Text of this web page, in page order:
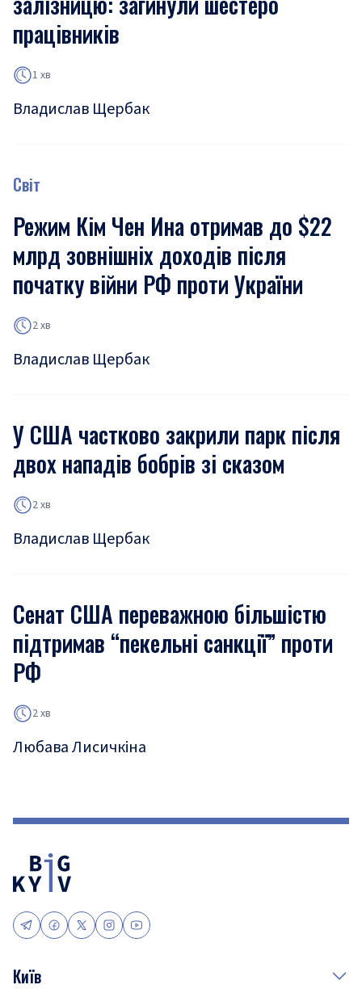
працівників
1 хв
Владислав Щербак
Світ
Режим Кім Чен Ина отримав до $22
млрд зовнішніх доходів після
початку війни РФ проти України
2 хв
Владислав Щербак
У США частково закрили парк після
двох нападів бобрів зі сказом
2 хв
Владислав Щербак
Сенат США переважною більшістю
підтримав “пекельні санкції” проти
РФ
2 хв
Любава Лисичкіна
Київ